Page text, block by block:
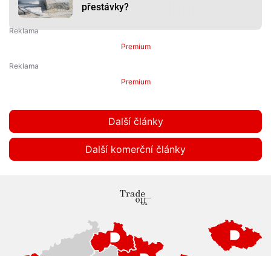
přestávky?
Premium
Premium
Další články
Další komerční články